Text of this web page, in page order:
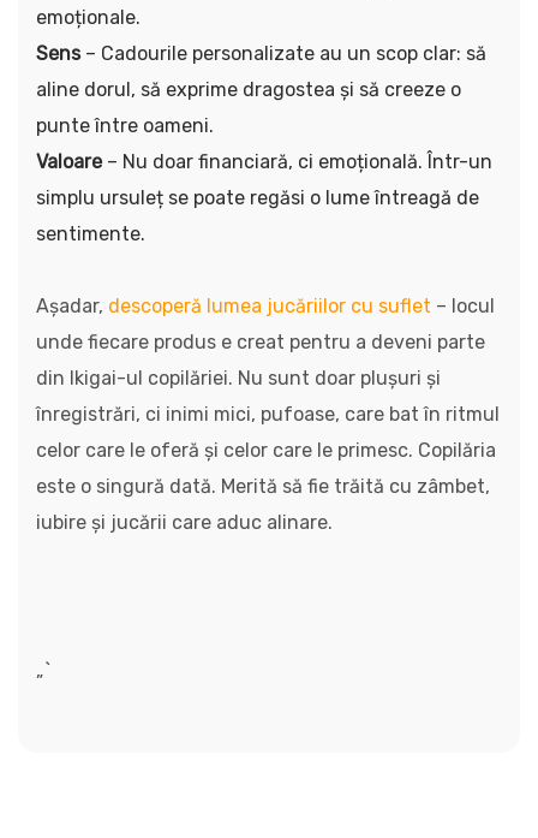
emoționale.
Sens– Cadourile personalizate au un scop clar: să
aline dorul, să exprime dragostea și să creeze o
punte între oameni.
Valoare– Nu doar financiară, ci emoțională. Într-un
simplu ursuleț se poate regăsi o lume întreagă de
sentimente.
Așadar, descoperă lumea jucăriilor cu suflet – locul
unde fiecare produs e creat pentru a deveni parte
din Ikigai-ul copilăriei. Nu sunt doar plușuri și
înregistrări, ci inimi mici, pufoase, care bat în ritmul
celor care le oferă și celor care le primesc. Copilăria
este o singură dată. Merită să fie trăită cu zâmbet,
iubire și jucării care aduc alinare.
„`